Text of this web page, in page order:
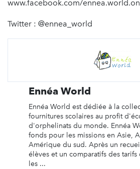
www.facebook.com/
Twitter : @ennea_world
Ennéa World
Ennéa World est dédiée à la
fournitures scolaires au profit
d'orphelinats du monde. Ennéa
fonds pour les missions en Asie,
Amérique du sud. Après un
élèves et un comparatifs des tarifs
les ...